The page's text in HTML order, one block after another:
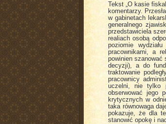
Tekst „O kasie
komentarzy.
w gabinetach
generalnego
przedstawiciela
realiach osobą
poziomie
pracownikami, a
powinien szanować
decyzji), a do
traktowanie
pracownicy
uczelni, nie tylko
obserwować jego
krytycznych w
taka równowaga
pokazuje, że dla
stanowić opokę i